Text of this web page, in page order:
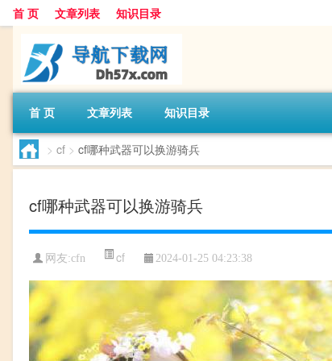
首 页 文章列表 知识目录
首 页 文章列表 知识目录
> cf > cf哪种武器可以换游骑兵
cf哪种武器可以换游骑兵
网友:cfn cf 2024-01-25 04:23:38